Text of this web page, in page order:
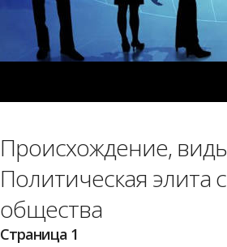
Происхождение,
Политическая элита
общества
Страница 1